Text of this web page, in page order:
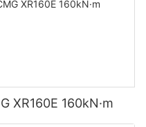
XR160E 160kN·m